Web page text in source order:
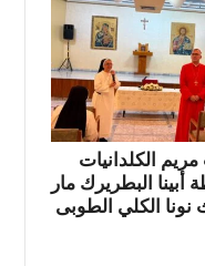
مريم الكلدانيات
البطريرك مار
نونا الكلي الطوبى